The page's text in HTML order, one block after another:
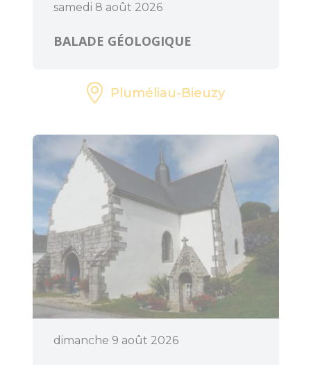
samedi 8 août 2026
BALADE GÉOLOGIQUE
Pluméliau-Bieuzy
dimanche 9 août 2026